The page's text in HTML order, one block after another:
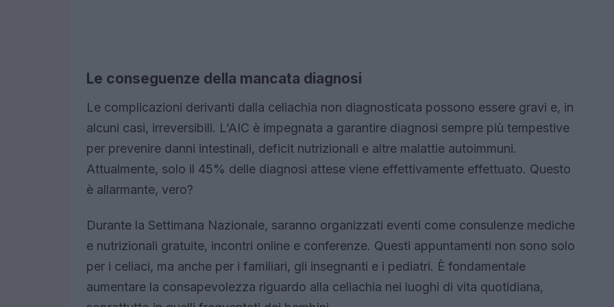
Le conseguenze della mancata diagnosi
Le complicazioni derivanti dalla celiachia non diagnosticata possono essere gravi e, in
alcuni casi, irreversibili. L’AIC è impegnata a garantire diagnosi sempre più tempestive
per prevenire danni intestinali, deficit nutrizionali e altre malattie autoimmuni.
Attualmente, solo il 45% delle diagnosi attese viene effettivamente effettuato. Questo
è allarmante, vero?
Durante la Settimana Nazionale, saranno organizzati eventi come consulenze mediche
e nutrizionali gratuite, incontri online e conferenze. Questi appuntamenti non sono solo
per i celiaci, ma anche per i familiari, gli insegnanti e i pediatri. È fondamentale
aumentare la consapevolezza riguardo alla celiachia nei luoghi di vita quotidiana,